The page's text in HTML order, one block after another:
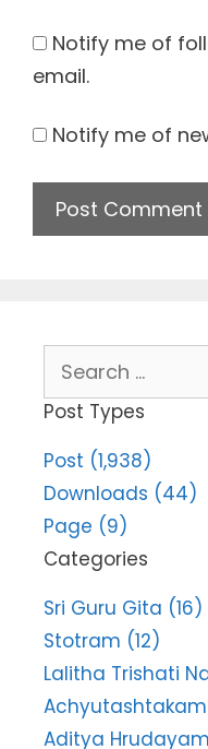
Notify me of
email.
Notify me of
for:
Post Types
Post (1,938)
Downloads (44)
Page (9)
Categories
Sri Guru Gita (16)
Stotram (12)
Lalitha Trishati
Aditya